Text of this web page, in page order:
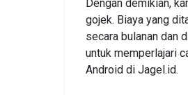
Dengan demikian,
gojek. Biaya yang
secara bulanan dan
untuk memperlajari
Android di Jagel.id.